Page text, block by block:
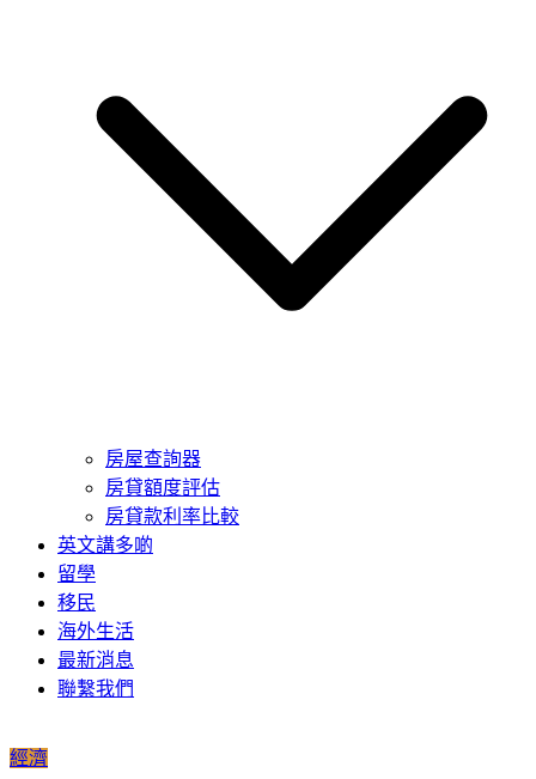
房屋查詢器
房貸額度評估
房貸款利率比較
英文講多啲
留學
移民
海外生活
最新消息
聯繫我們
經濟